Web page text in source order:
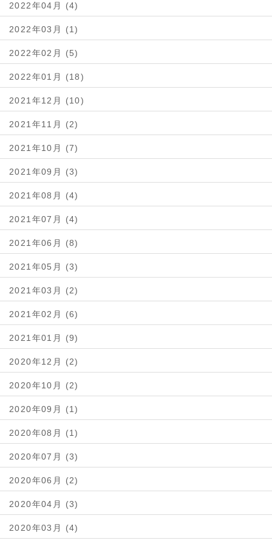
2022年04月 (4)
2022年03月 (1)
2022年02月 (5)
2022年01月 (18)
2021年12月 (10)
2021年11月 (2)
2021年10月 (7)
2021年09月 (3)
2021年08月 (4)
2021年07月 (4)
2021年06月 (8)
2021年05月 (3)
2021年03月 (2)
2021年02月 (6)
2021年01月 (9)
2020年12月 (2)
2020年10月 (2)
2020年09月 (1)
2020年08月 (1)
2020年07月 (3)
2020年06月 (2)
2020年04月 (3)
2020年03月 (4)